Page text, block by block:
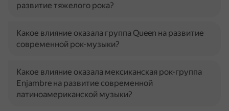
развитие тяжелого рока?
Какое влияние оказала группа Queen на развитие
современной рок-музыки?
Какое влияние оказала мексиканская рок-группа
Enjambre на развитие современной
латиноамериканской музыки?